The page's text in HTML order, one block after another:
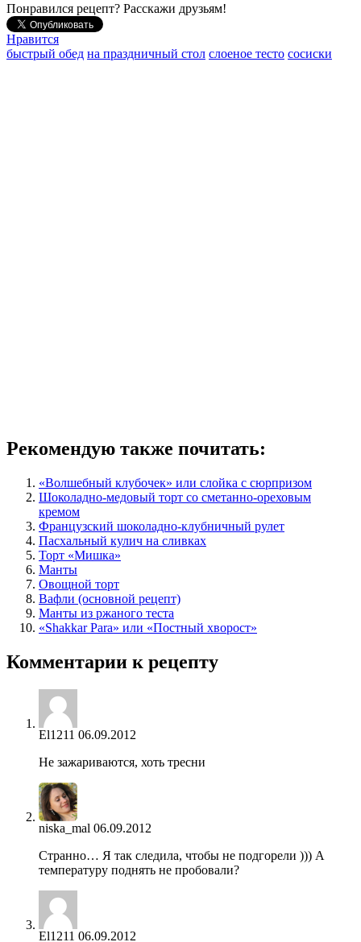
Понравился рецепт? Расскажи друзьям!
Нравится
быстрый обед на праздничный стол слоеное тесто сосиски
Рекомендую также почитать:
«Волшебный клубочек» или слойка с сюрпризом
Шоколадно-медовый торт со сметанно-ореховым
кремом
Французский шоколадно-клубничный рулет
Пасхальный кулич на сливках
Торт «Мишка»
Манты
Овощной торт
Вафли (основной рецепт)
Манты из ржаного теста
«Shakkar Para» или «Постный хворост»
Комментарии к рецепту
El1211 06.09.2012
Не зажариваются, хоть тресни
niska_mal 06.09.2012
Странно… Я так следила, чтобы не подгорели ))) А
температуру поднять не пробовали?
El1211 06.09.2012